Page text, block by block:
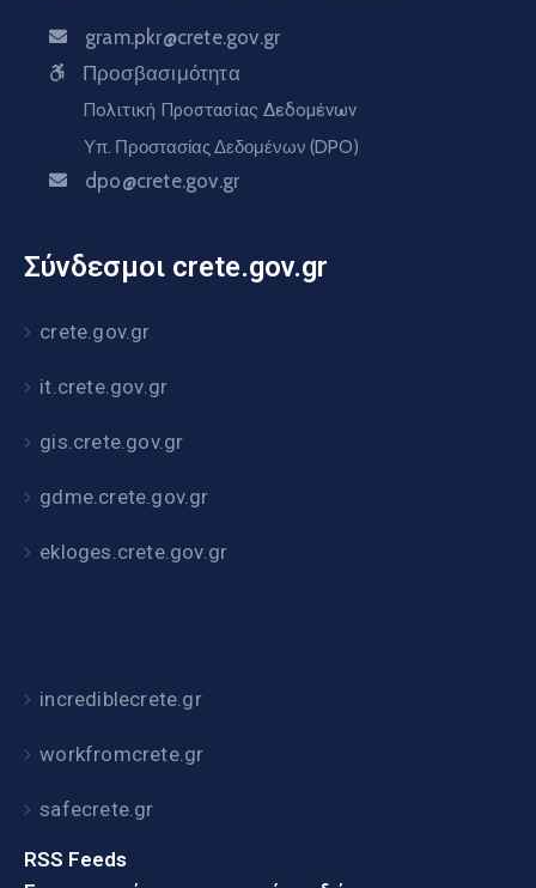
gram.pkr@crete.gov.gr
Προσβασιμότητα
Πολιτική Προστασίας Δεδομένων
Υπ. Προστασίας Δεδομένων (DPO)
dpo@crete.gov.gr
Σύνδεσμοι crete.gov.gr
crete.gov.gr
it.crete.gov.gr
gis.crete.gov.gr
gdme.crete.gov.gr
ekloges.crete.gov.gr
incrediblecrete.gr
workfromcrete.gr
safecrete.gr
RSS Feeds